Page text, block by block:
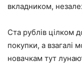
вкладником,
Ста рублів цілком
покупки, а взагалі
новачкам тут